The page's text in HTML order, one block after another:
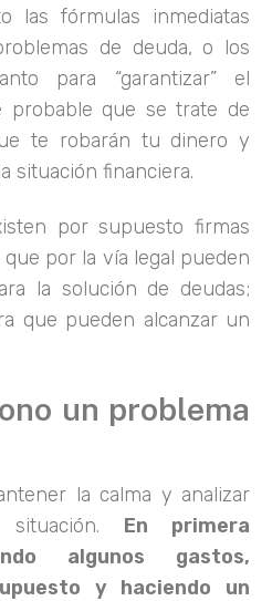
las fórmulas inmediatas
de deuda, o los
para “garantizar” el
probable que se trate de
te robarán tu dinero y
situación financiera.
por supuesto firmas
por la vía legal pueden
la solución de deudas;
que pueden alcanzar un
un problema
la calma y analizar
situación. En primera
algunos gastos,
y haciendo un